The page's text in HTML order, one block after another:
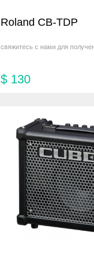
Roland CB-TDP
свяжитесь с нами для
$130